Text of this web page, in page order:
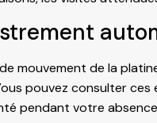
mouvement de la
pouvez consulter ces
pendant votre